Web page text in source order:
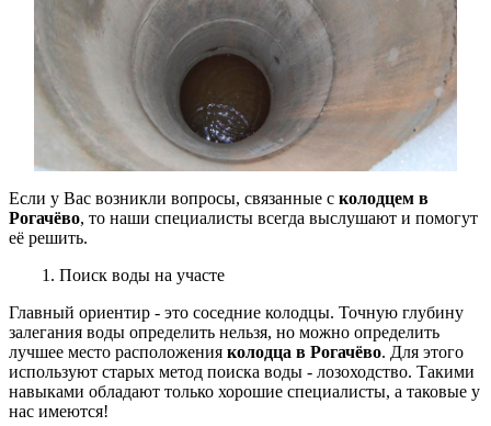
Если у Вас возникли вопросы, связанные с колодцем в
Рогачёво, то наши специалисты всегда выслушают и помогут
её решить.
1. Поиск воды на участе
Главный ориентир - это соседние колодцы. Точную глубину
залегания воды определить нельзя, но можно определить
лучшее место расположения колодца в Рогачёво. Для этого
используют старых метод поиска воды - лозоходство. Такими
навыками обладают только хорошие специалисты, а таковые у
нас имеются!